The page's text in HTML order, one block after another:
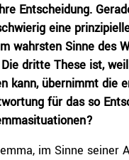
Entscheidung.
eine
wahrsten Sinne des
dritte These ist,
kann, übernimmt die
für das so
im Sinne seiner